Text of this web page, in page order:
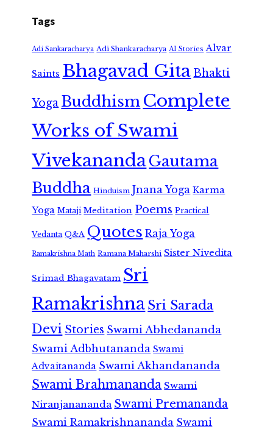
Tags
Adi Sankaracharya Adi Shankaracharya AI Stories Alvar
Saints Bhagavad GitaBhakti
Yoga Buddhism Complete
Works of Swami
VivekanandaGautama
Buddha Hinduism Jnana Yoga Karma
Yoga Mataji Meditation Poems Practical
Vedanta Q&A Quotes Raja Yoga
Ramakrishna Math Ramana Maharshi Sister Nivedita
Srimad Bhagavatam Sri
RamakrishnaSri Sarada
Devi Stories Swami Abhedananda
Swami Adbhutananda Swami
Advaitananda Swami Akhandananda
Swami Brahmananda Swami
Niranjanananda Swami Premananda
Swami Ramakrishnananda Swami